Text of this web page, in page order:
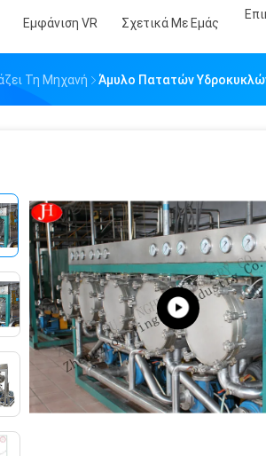
Εμφάνιση VR Σχετικά Με Εμάς
Τη Μηχανή Άμυλο Πατατών